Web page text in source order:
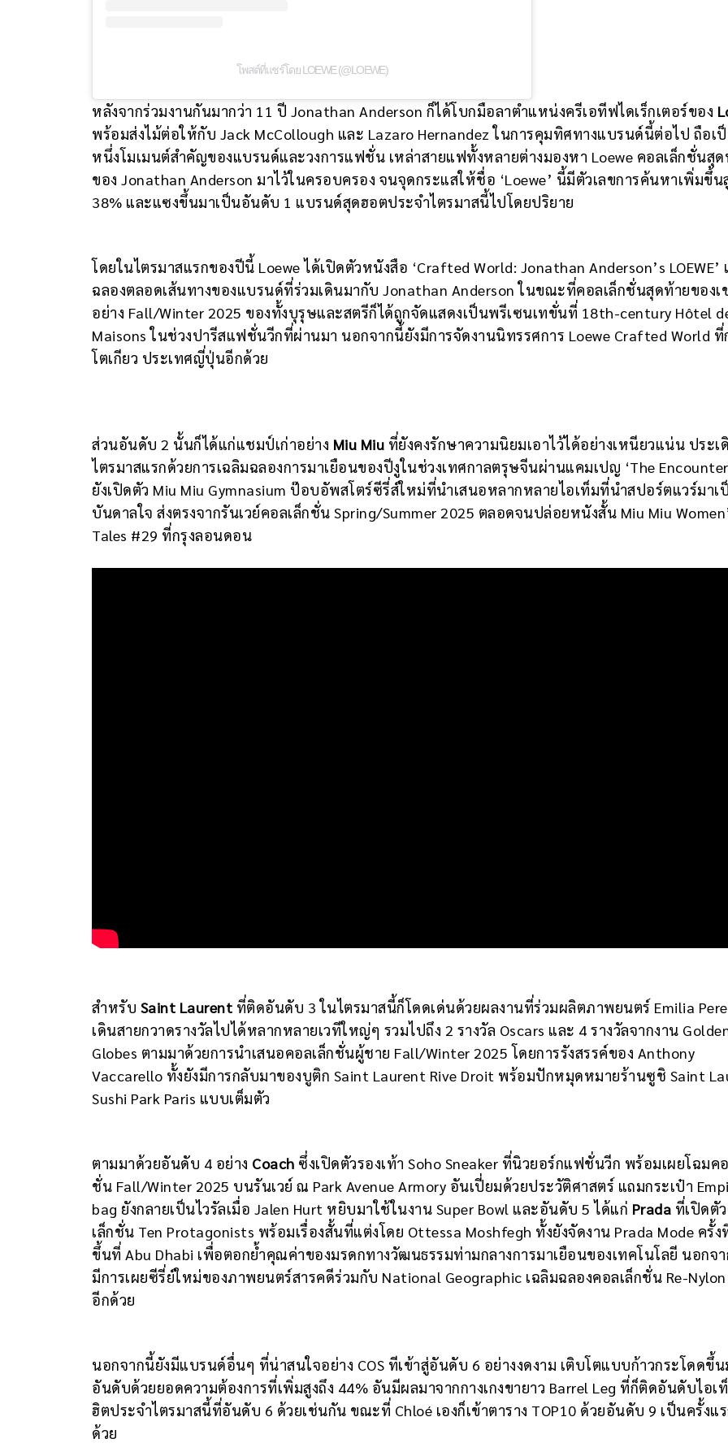
โพสต์ที่แชร์โดย LOEWE (@LOEWE)
หลังจากร่วมงานกันมากว่า 11 ปี Jonathan Anderson ก็ได้โบกมือลาตำแหน่งครีเอทีฟไดเร็กเตอร์ของ
พร้อมส่งไม้ต่อให้กับ Jack McCollough และ Lazaro Hernandez ในการคุมทิศทางแบรนด์นี้ต่อไป ถือเ
หนึ่งโมเมนต์สำคัญของแบรนด์และวงการแฟชั่น เหล่าสายแฟทั้งหลายต่างมองหา Loewe คอลเล็กชั่นสุด
ของ Jonathan Anderson มาไว้ในครอบครอง จนจุดกระแสให้ชื่อ ‘Loewe’ นี้มีตัวเลขการค้นหาเพิ่มขึ้น
38% และแซงขึ้นมาเป็นอันดับ 1 แบรนด์สุดฮอตประจำไตรมาสนี้ไปโดยปริยาย
โดยในไตรมาสแรกของปีนี้ Loewe ได้เปิดตัวหนังสือ ‘Crafted World: Jonathan Anderson’s LOEWE’
ฉลองตลอดเส้นทางของแบรนด์ที่ร่วมเดินมากับ Jonathan Anderson ในขณะที่คอลเล็กชั่นสุดท้ายของเ
อย่าง Fall/Winter 2025 ของทั้งบุรุษและสตรีก็ได้ถูกจัดแสดงเป็นพรีเซนเทขั่นที่ 18th-century Hôtel
Maisons ในช่วงปารีสแฟชั่นวีกที่ผ่านมา นอกจากนี้ยังมีการจัดงานนิทรรศการ Loewe Crafted World ที่
โตเกียว ประเทศญี่ปุ่นอีกด้วย
ส่วนอันดับ 2 นั้นก็ได้แก่แชมป์เก่าอย่าง Miu Miu ที่ยังคงรักษาความนิยมเอาไว้ได้อย่างเหนียวแน่น ประเ
ไตรมาสแรกด้วยการเฉลิมฉลองการมาเยือนของปีงูในช่วงเทศกาลตรุษจีนผ่านแคมเปญ ‘The
ยังเปิดตัว Miu Miu Gymnasium ป๊อบอัพสโตร์ซีรี่ส์ใหม่ที่นำเสนอหลากหลายไอเท็มที่นำสปอร์ตแวร์มาเ
บันดาลใจ ส่งตรงจากรันเวย์คอลเล็กชั่น Spring/Summer 2025 ตลอดจนปล่อยหนังสั้น Miu Miu
Tales #29 ที่กรุงลอนดอน
สำหรับ Saint Laurent ที่ติดอันดับ 3 ในไตรมาสนี้ก็โดดเด่นด้วยผลงานที่ร่วมผลิตภาพยนตร์ Emilia
เดินสายกวาดรางวัลไปได้หลากหลายเวทีใหญ่ๆ รวมไปถึง 2 รางวัล Oscars และ 4 รางวัลจากงาน
Globes ตามมาด้วยการนำเสนอคอลเล็กชั่นผู้ชาย Fall/Winter 2025 โดยการรังสรรค์ของ Anthony
Vaccarello ทั้งยังมีการกลับมาของบูติก Saint Laurent Rive Droit พร้อมปักหมุดหมายร้านซูชิ Saint
Sushi Park Paris แบบเต็มตัว
ตามมาด้วยอันดับ 4 อย่าง Coach ซึ่งเปิดตัวรองเท้า Soho Sneaker ที่นิวยอร์กแฟชั่นวีก พร้อมเผยโฉมค
ชั่น Fall/Winter 2025 บนรันเวย์ ณ Park Avenue Armory อันเปี่ยมด้วยประวัติศาสตร์ แถมกระเป๋า
bag ยังกลายเป็นไวรัลเมื่อ Jalen Hurt หยิบมาใช้ในงาน Super Bowl และอันดับ 5 ได้แก่ Prada ที่เปิดตั
เล็กชั่น Ten Protagonists พร้อมเรื่องสั้นที่แต่งโดย Ottessa Moshfegh ทั้งยังจัดงาน Prada Mode ครั้ง
ขึ้นที่ Abu Dhabi เพื่อตอกย้ำคุณค่าของมรดกทางวัฒนธรรมท่ามกลางการมาเยือนของเทคโนโลยี นอกจ
มีการเผยซีรี่ย์ใหม่ของภาพยนตร์สารคดีร่วมกับ National Geographic เฉลิมฉลองคอลเล็กชั่น Re-
อีกด้วย
นอกจากนี้ยังมีแบรนด์อื่นๆ ที่น่าสนใจอย่าง COS ทีเข้าสู่อันดับ 6 อย่างงดงาม เติบโตแบบก้าวกระโดดขึ้น
อันดับด้วยยอดความต้องการที่เพิ่มสูงถึง 44% อันมีผลมาจากกางเกงขายาว Barrel Leg ที่ก็ติดอันดับไอเ
ฮิตประจำไตรมาสนี้ที่อันดับ 6 ด้วยเช่นกัน ขณะที่ Chloé เองก็เข้าตาราง TOP10 ด้วยอันดับ 9 เป็นครั้งแ
ด้วย